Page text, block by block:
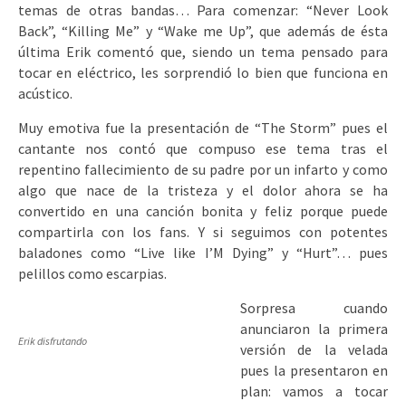
temas de otras bandas… Para comenzar: “Never Look
Back”, “Killing Me” y “Wake me Up”, que además de ésta
última Erik comentó que, siendo un tema pensado para
tocar en eléctrico, les sorprendió lo bien que funciona en
acústico.
Muy emotiva fue la presentación de “The Storm” pues el
cantante nos contó que compuso ese tema tras el
repentino fallecimiento de su padre por un infarto y como
algo que nace de la tristeza y el dolor ahora se ha
convertido en una canción bonita y feliz porque puede
compartirla con los fans. Y si seguimos con potentes
baladones como “Live like I’M Dying” y “Hurt”… pues
pelillos como escarpias.
Erik disfrutando
Sorpresa cuando
anunciaron la primera
versión de la velada
pues la presentaron en
plan: vamos a tocar